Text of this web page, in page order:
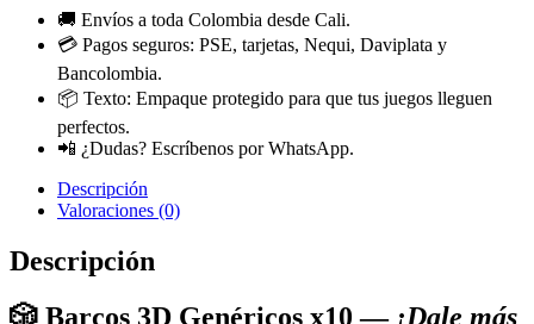
🚚 Envíos a toda Colombia desde Cali.
💳 Pagos seguros: PSE, tarjetas, Nequi, Daviplata y
Bancolombia.
📦 Texto: Empaque protegido para que tus juegos lleguen
perfectos.
📲 ¿Dudas? Escríbenos por WhatsApp.
Descripción
Valoraciones (0)
Descripción
🎲 Barcos 3D Genéricos x10 — ¡Dale más